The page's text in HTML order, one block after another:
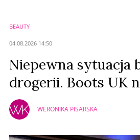
BEAUTY
04.08.2026 14:50
Niepewna sytuacja
drogerii. Boots UK
WERONIKA PISARSKA